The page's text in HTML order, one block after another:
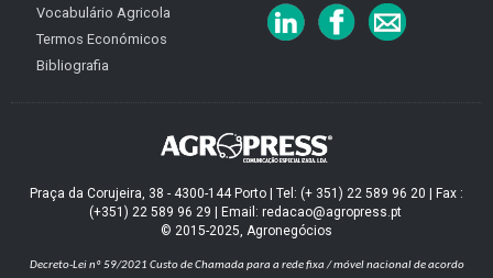
Vocabulário Agricola
Termos Económicos
Bibliografia
Praça da Corujeira, 38 - 4300-144 Porto | Tel: (+ 351) 22 589 96 20 | Fax :
(+351) 22 589 96 29 | Email: redacao@agropress.pt
© 2015-2025, Agronegócios
Decreto-Lei nº 59/2021 Custo de Chamada para a rede fixa / móvel nacional de acordo